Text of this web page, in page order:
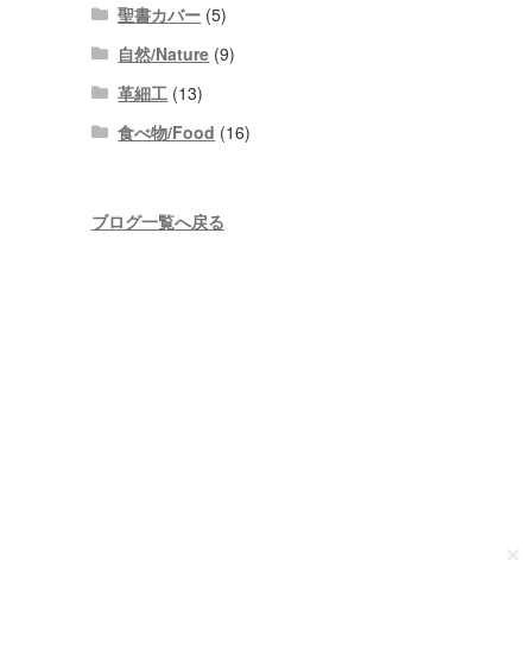
聖書カバー (5)
自然/Nature (9)
革細工 (13)
食べ物/Food (16)
ブログ一覧へ戻る